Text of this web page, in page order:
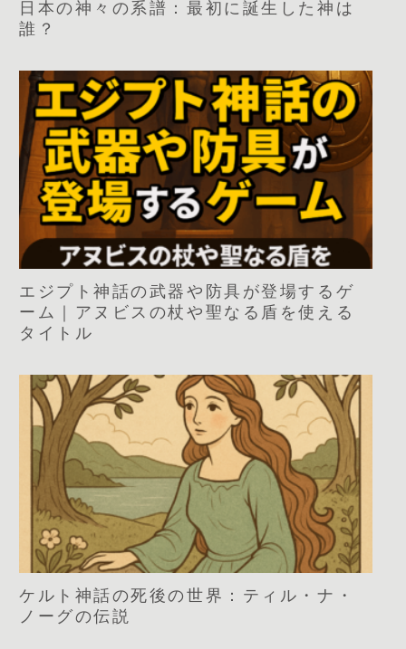
日本の神々の系譜：最初に誕生した神は
誰？
エジプト神話の武器や防具が登場するゲ
ーム｜アヌビスの杖や聖なる盾を使える
タイトル
ケルト神話の死後の世界：ティル・ナ・
ノーグの伝説